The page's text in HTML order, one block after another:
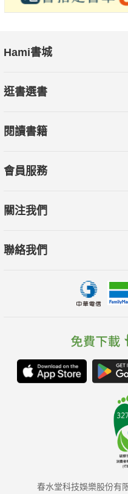
Hami書城
逛書選書
閱讀書籍
會員服務
關注我們
聯絡我們
春水堂科技娛樂股份有